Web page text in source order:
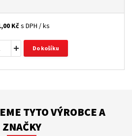
Kčs DPH / ks
Do košíku
TYTO VÝROBCE A
ZNAČKY